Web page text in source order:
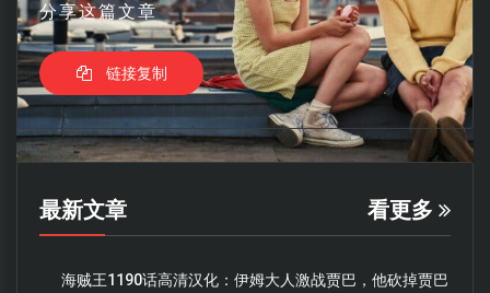
分享这篇文章
链接复制
最新文章 看更多
海贼王1190话高清汉化：伊姆大人激战贾巴，他砍掉贾巴